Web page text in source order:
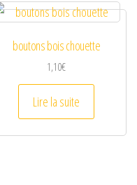
boutons bois chouette
1,10€
Lire la suite